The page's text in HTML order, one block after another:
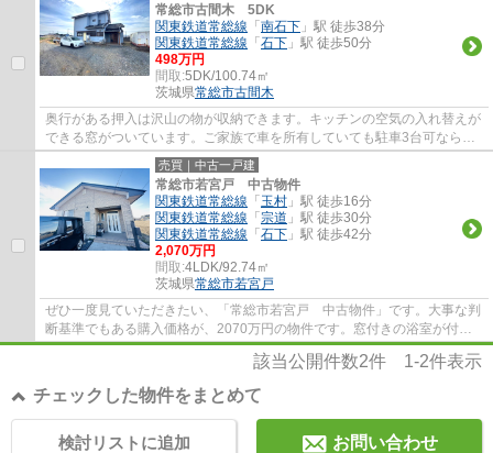
常総市古間木 5DK
関東鉄道常総線 「 南石下 」駅 徒歩38分
関東鉄道常総線 「 石下 」駅 徒歩50分
498万円
間取:5DK/100.74㎡
茨城県常総市古間木
奥行がある押入は沢山の物が収納できます。キッチンの空気の入れ替えが
できる窓がついています。ご家族で車を所有していても駐車3台可なら駐
車が可能です。玄関ポーチがございます。当...
売買｜中古一戸建
常総市若宮戸 中古物件
関東鉄道常総線 「 玉村 」駅 徒歩16分
関東鉄道常総線 「 宗道 」駅 徒歩30分
関東鉄道常総線 「 石下 」駅 徒歩42分
2,070万円
間取:4LDK/92.74㎡
茨城県常総市若宮戸
ぜひ一度見ていただきたい、「常総市若宮戸 中古物件」です。大事な判
断基準でもある購入価格が、2070万円の物件です。窓付きの浴室が付い
ており、衛生面の心配も要りません。駐車5台...
該当公開件数2件 1-2件表示
チェックした物件をまとめて
お問い合わせ
検討リストに追加